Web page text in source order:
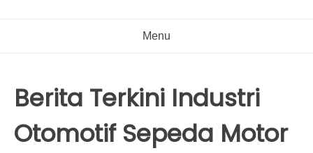
Menu
Berita Terkini Industri
Otomotif Sepeda Motor